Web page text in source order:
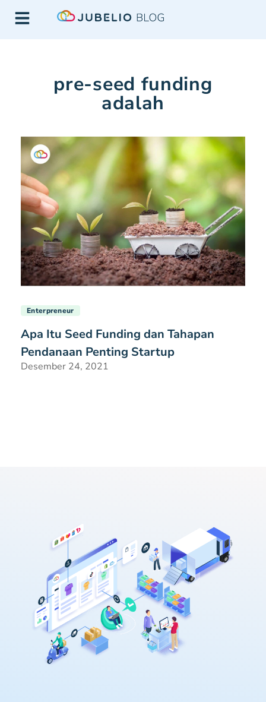
pre-seed funding
adalah
Enterpreneur
Apa Itu Seed Funding dan Tahapan
Pendanaan Penting Startup
Desember 24, 2021